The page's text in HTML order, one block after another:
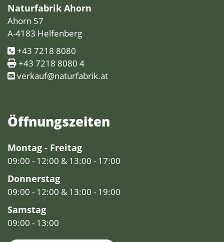
Naturfabrik Ahorn
Ahorn 57
A-4183 Helfenberg
+43 7218 8080
+43 7218 8080 4
verkauf@naturfabrik.at
Öffnungs­zeiten
Montag - Freitag
09:00 - 12:00 & 13:00 - 17:00
Donnerstag
09:00 - 12:00 & 13:00 - 19:00
Samstag
09:00 - 13:00